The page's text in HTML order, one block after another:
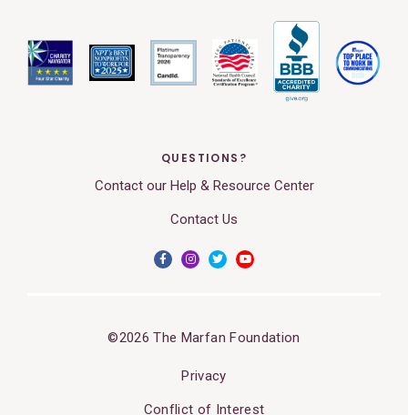
QUESTIONS?
Contact our Help & Resource Center
Contact Us
©2026 The Marfan Foundation
Privacy
Conflict of Interest